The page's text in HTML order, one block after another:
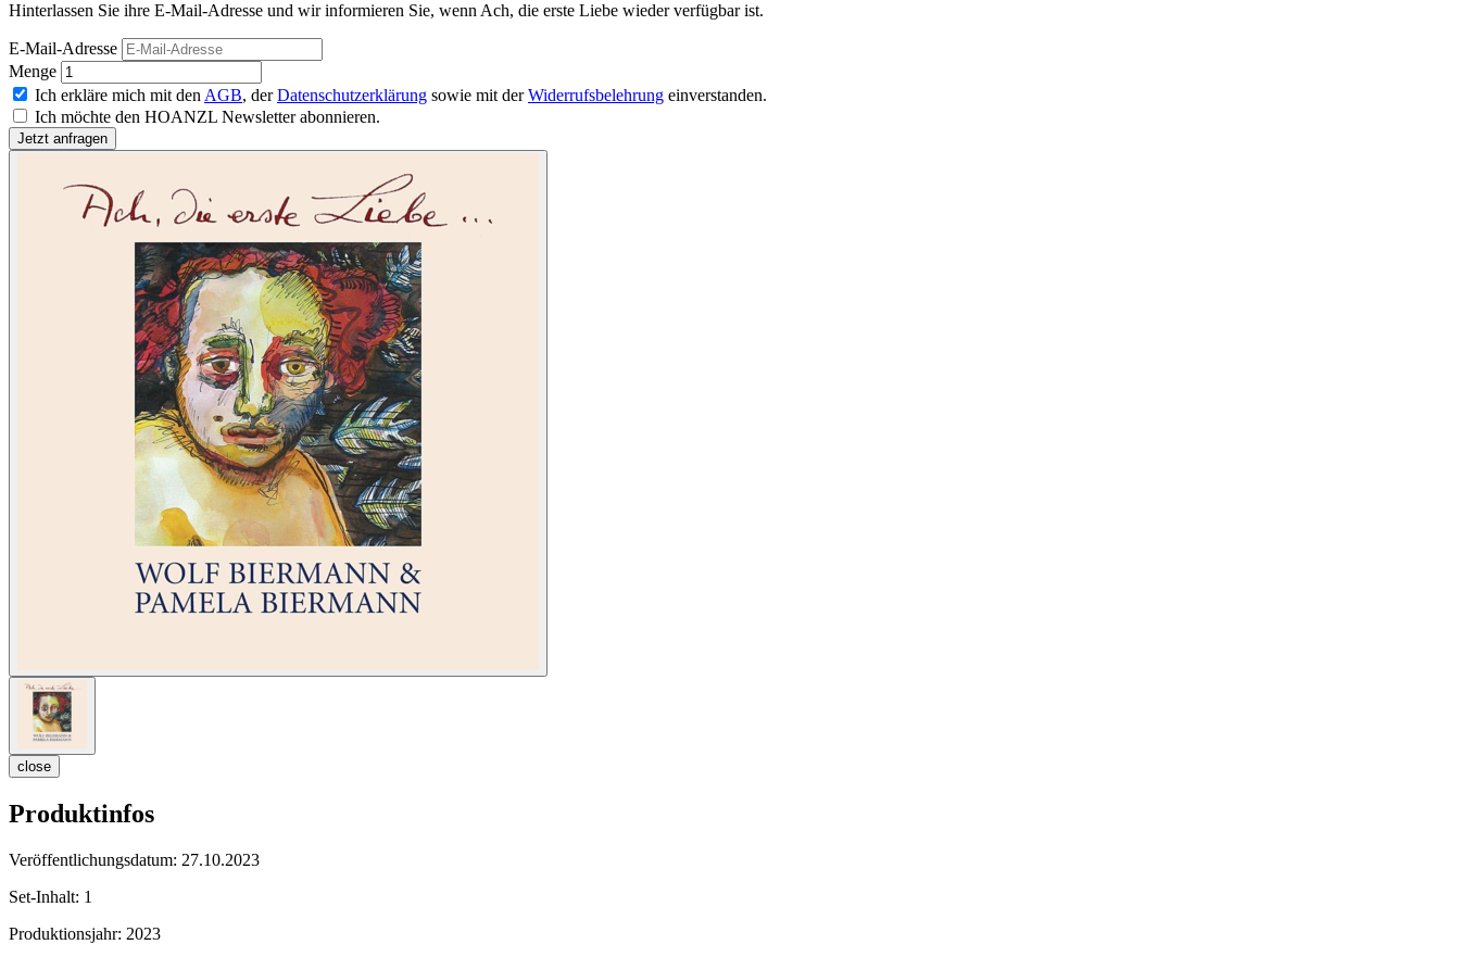
Hinterlassen Sie ihre E-Mail-Adresse und wir informieren Sie, wenn Ach, die erste Liebe wieder verfügbar ist.
E-Mail-Adresse
Menge
Ich erkläre mich mit den AGB, derDatenschutzerklärung sowie mit derWiderrufsbelehrung einverstanden.
Ich möchte den HOANZL Newsletter abonnieren.
close
Produktinfos
Veröffentlichungsdatum: 27.10.2023
Set-Inhalt: 1
Produktionsjahr: 2023